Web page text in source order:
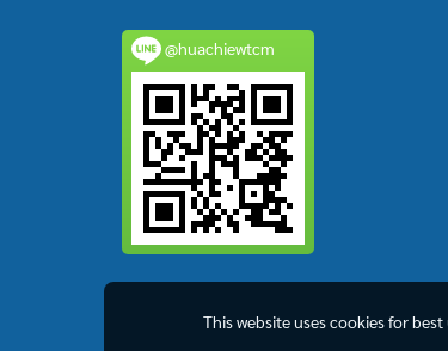
@huachiewtcm
This website uses cookies for